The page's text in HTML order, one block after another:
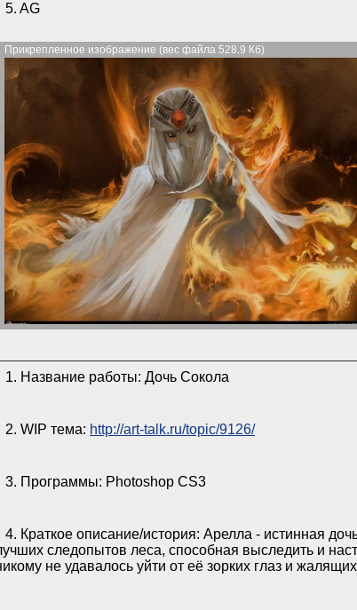
5. AG
Прикрепленное изображение (вес файла 528.9 Кб)
1. Название работы: Дочь Сокола
2. WIP тема: http://art-talk.ru/topic/9126/
3. Программы: Photoshop CS3
4. Краткое описание/история: Арелла - истинная
следопытов леса, способная выследить и
не удавалось уйти от её зорких глаз и